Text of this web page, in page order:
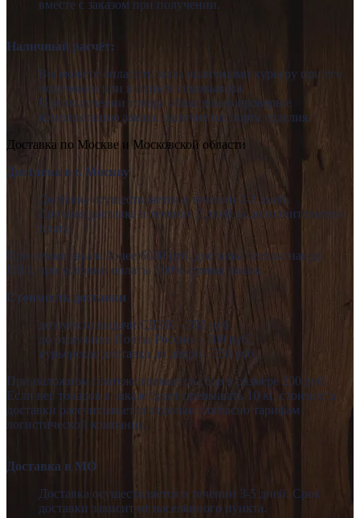
вместе с заказом при получении.
Наличный расчёт:
Вы можете оплатить заказ наличными курьеру при его
получении или в пункте самовывоза.
При получении товара обязательно проверьте
комплектацию заказа, наличие паспорта изделия.
Доставка по Москве и Московской области
Доставка в г. Москву
Доставка осуществляется в течении 2-3 дней.
Срочная доставка в течение 2 дней за дополнительную
плату.
При сумме заказа более 6000 руб. доставка бесплатная до
ПВЗ, при условии оплаты 100% суммы заказа.
Стоимость доставки
до пункта выдачи СДЭК – 350 руб.
до отделения Почты России – 300 руб.
курьерская доставка до двери - 550 руб.
При наложном платеже взимается сбор в размере 200 руб.
Если вес товаров в заказе будет превышать 10 кг, стоимость
доставки рассчитывается отдельно согласно тарифам
логистической компании.
Доставка в МО
Доставка осуществляется в течении 3-5 дней. Срок
доставки зависит от населённого пункта.